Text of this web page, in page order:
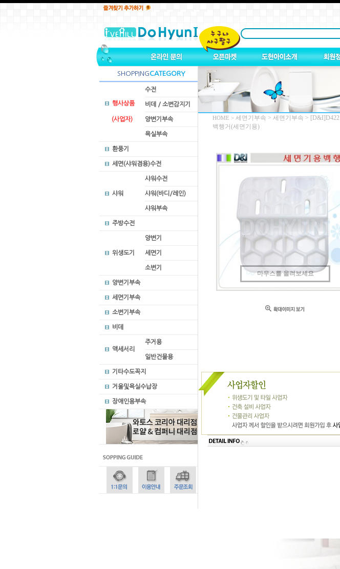
SHOPPINGCATEGORY
행사상품
(사업자)
수전
비데 / 소변감지기
양변기부속
욕실부속
환풍기
세면(샤워겸용)수전
샤워
샤워수전
샤워(바디/레인)
샤워부속
주방수전
위생도기
양변기
세면기
소변기
양변기부속
세면기부속
소변기부속
비데
액세서리
주거용
일반건물용
기타수도꼭지
거울및욕실수납장
장애인용부속
HOME > 세면기부속 > 세면기부속 > [D&I]D422
백행거(세면기용)
마우스를 올려보세요